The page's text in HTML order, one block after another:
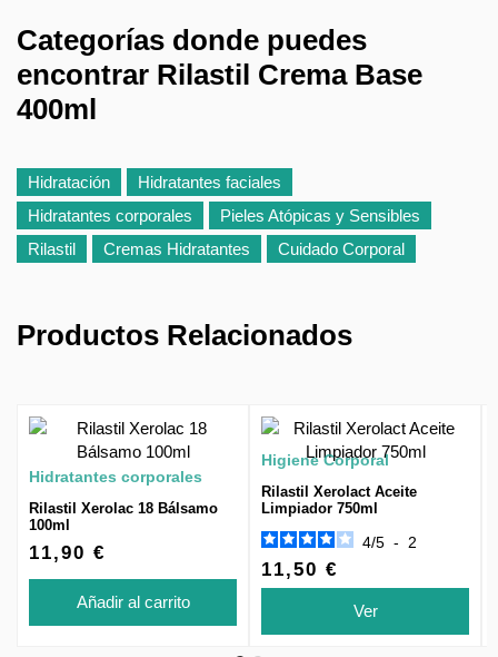
Categorías donde puedes
encontrar Rilastil Crema Base
400ml
Hidratación
Hidratantes faciales
Hidratantes corporales
Pieles Atópicas y Sensibles
Rilastil
Cremas Hidratantes Cuidado Corporal
Productos Relacionados
Hidratantes corporales
Rilastil Xerolac 18 Bálsamo
100ml
11,90 €
Añadir al carrito
Higiene Corporal
Rilastil Xerolact Aceite
Limpiador 750ml
4/5 - 2
11,50 €
Ver